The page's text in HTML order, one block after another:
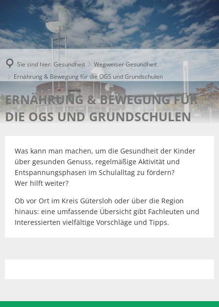
Sie sind hier: Gesundheit
Wegweiser Gesundheit
Ernährung & Bewegung für die OGS und Grundschulen
ERNÄHRUNG & BEWEGUNG FÜR
DIE OGS UND GRUNDSCHULEN
Was kann man machen, um die Gesundheit der Kinder
über gesunden Genuss, regelmäßige Aktivität und
Entspannungsphasen im Schulalltag zu fördern?
Wer hilft weiter?
Ob vor Ort im Kreis Gütersloh oder über die Region
hinaus: eine umfassende Übersicht gibt Fachleuten und
Interessierten vielfältige Vorschläge und Tipps.